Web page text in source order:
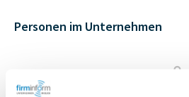
Personen im Unternehmen
Geschäftsführer (1)